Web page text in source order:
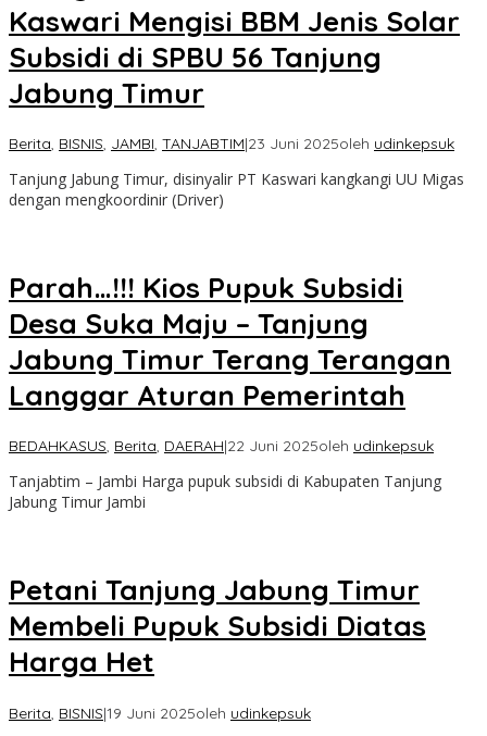
Kaswari Mengisi BBM Jenis Solar
Subsidi di SPBU 56 Tanjung
Jabung Timur
Berita, BISNIS, JAMBI, TANJABTIM|23 Juni 2025oleh udinkepsuk
Tanjung Jabung Timur, disinyalir PT Kaswari kangkangi UU Migas
dengan mengkoordinir (Driver)
Parah…!!! Kios Pupuk Subsidi
Desa Suka Maju – Tanjung
Jabung Timur Terang Terangan
Langgar Aturan Pemerintah
BEDAHKASUS, Berita, DAERAH|22 Juni 2025oleh udinkepsuk
Tanjabtim – Jambi Harga pupuk subsidi di Kabupaten Tanjung
Jabung Timur Jambi
Petani Tanjung Jabung Timur
Membeli Pupuk Subsidi Diatas
Harga Het
Berita, BISNIS|19 Juni 2025oleh udinkepsuk